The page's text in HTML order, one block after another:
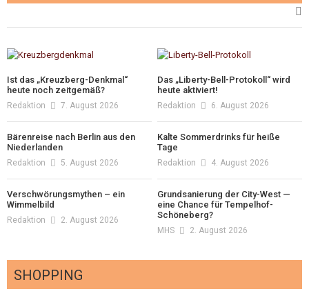
Ist das „Kreuzberg-Denkmal“
heute noch zeitgemäß?
Redaktion 7. August 2026
Das „Liberty-Bell-Protokoll“ wird
heute aktiviert!
Redaktion 6. August 2026
Bärenreise nach Berlin aus den
Niederlanden
Redaktion 5. August 2026
Kalte Sommerdrinks für heiße
Tage
Redaktion 4. August 2026
Verschwörungsmythen – ein
Wimmelbild
Redaktion 2. August 2026
Grundsanierung der City-West —
eine Chance für Tempelhof-
Schöneberg?
MHS 2. August 2026
SHOPPING